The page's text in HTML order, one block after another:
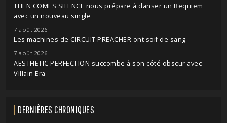
THEN COMES SILENCE nous prépare à danser un Requiem
avec un nouveau single
7 août 2026
Les machines de CIRCUIT PREACHER ont soif de sang
7 août 2026
AESTHETIC PERFECTION succombe à son côté obscur avec
Villain Era
DERNIÈRES CHRONIQUES